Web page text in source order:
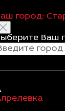
город:
Ваш